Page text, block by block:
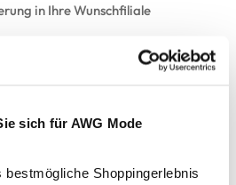
sich für AWG Mode
Shoppingerlebnis
in Ihre Wunschfiliale